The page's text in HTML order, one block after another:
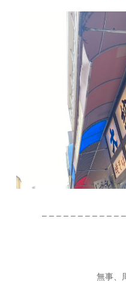
– – – – – – – – – – –
無事、